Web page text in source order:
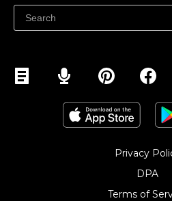
Parduodu Facebook
Parduodu Instagram
Privacy
DPA
Terms of